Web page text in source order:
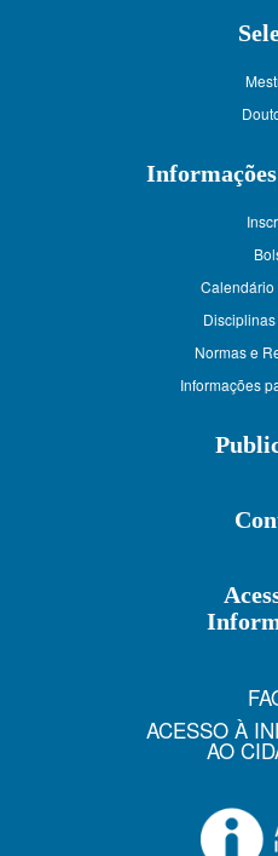
Calendário
Normas e
Informações
ACESSO À
AO